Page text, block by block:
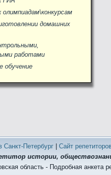
олимпиадам\конкурсам
домашних
работами
обучение
Санкт-Петербург |Сайт
истории,
область - Подробная анкета